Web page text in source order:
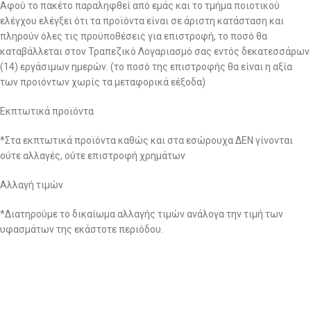
Αφού το πακέτο παραληφθεί από εμάς και το τμήμα ποιοτικού
ελέγχου ελέγξει ότι τα προϊόντα είναι σε άριστη κατάσταση και
πληρούν όλες τις προϋποθέσεις για επιστροφή, το ποσό θα
καταβάλλεται στον Τραπεζικό Λογαριασμό σας εντός δεκατεσσάρων
(14) εργάσιμων ημερών. (το ποσό της επιστροφής θα είναι η αξία
των προιόντων χωρίς τα μεταφορικά εέξοδα)
Εκπτωτικά προϊόντα
*Στα εκπτωτικά προϊόντα καθώς και στα εσώρουχα ΔΕΝ γίνονται
ούτε αλλαγές, ούτε επιστροφή χρημάτων
Αλλαγή τιμών
*Διατηρούμε το δικαίωμα αλλαγής τιμών ανάλογα την τιμή των
υφασμάτων της εκάστοτε περιόδου.